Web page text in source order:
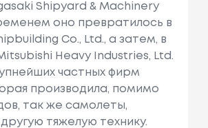
Shipyard & Machinery
оно превратилось в
Co., Ltd., а затем, в
Heavy Industries, Ltd.
частных фирм
производила, помимо
так же самолеты,
тяжелую технику.